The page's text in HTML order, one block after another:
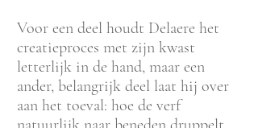
Voor een deel houdt Delaere het
creatieproces met zijn kwast
letterlijk in de hand, maar een
ander, belangrijk deel laat hij over
aan het toeval: hoe de verf